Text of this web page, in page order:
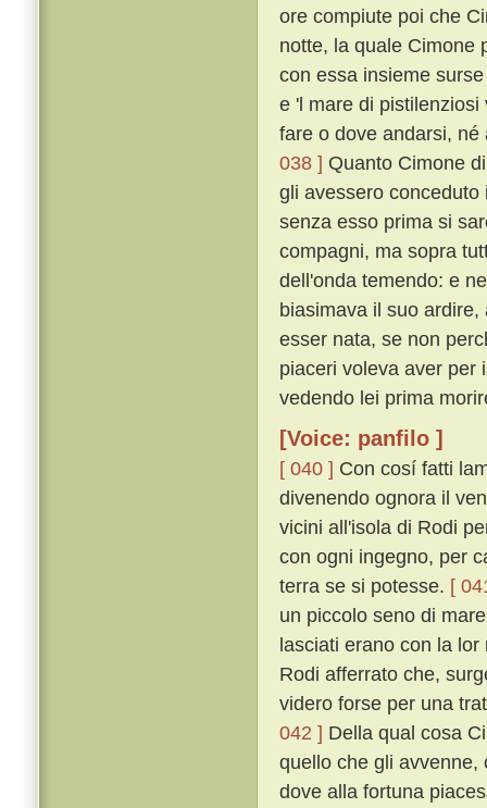
ore compiute poi che
notte, la quale Cimone
con essa insieme
e 'l mare di
fare o dove andarsi,
038 ] Quanto Cimone
gli avessero
senza esso prima si
compagni, ma sopra
dell'onda temendo: e
biasimava il suo
esser nata, se non
piaceri voleva aver per
vedendo lei prima
[Voice: panfilo ]
[ 040 ] Con cosí fatti
divenendo ognora il
vicini all'isola di Rodi
con ogni ingegno, per
terra se si potesse. [
un piccolo seno di
lasciati erano con la
Rodi afferrato che,
videro forse per una
042 ] Della qual cosa
quello che gli avvenne,
dove alla fortuna